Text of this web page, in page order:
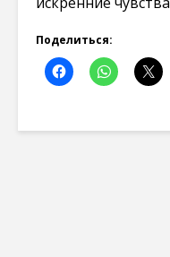
Поделиться: